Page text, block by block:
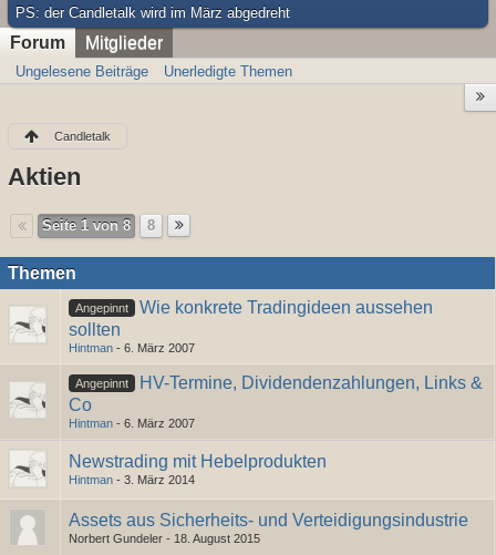
​PS: der Candletalk wird im März abgedreht
Forum Mitglieder
Ungelesene Beiträge Unerledigte Themen
Candletalk
Aktien
Seite 1 von 8 8
Themen
Angepinnt
Wie konkrete Tradingideen aussehen
sollten
Hintman - 6. März 2007
Angepinnt
HV-Termine, Dividendenzahlungen, Links &
Co
Hintman - 6. März 2007
Newstrading mit Hebelprodukten
Hintman - 3. März 2014
Assets aus Sicherheits- und Verteidigungsindustrie
Norbert Gundeler - 18. August 2015